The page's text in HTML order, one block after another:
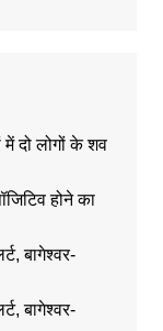
में दो लोगों के शव
होने का
बागेश्वर-
बागेश्वर-